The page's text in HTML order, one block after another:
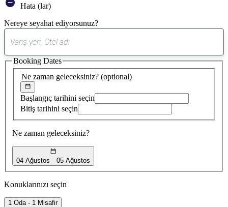
Hata (lar)
Nereye seyahat ediyorsunuz?
öneri
bulundu
Ne zaman geleceksiniz? (optional)
Başlangıç tarihini seçin
Bitiş tarihini seçin
Ne zaman geleceksiniz?
04 Ağustos 05 Ağustos
Booking Dates
Konuklarınızı seçin
1 Oda - 1 Misafir